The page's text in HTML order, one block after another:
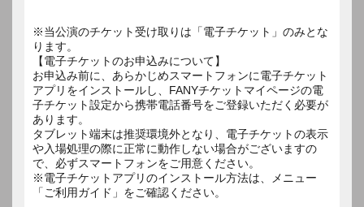
※当公演のチケット受け取りは「電子チケット」のみとな
ります。
【電子チケットのお申込みについて】
お申込み前に、あらかじめスマートフォンに電子チケット
アプリをインストールし、FANYチケットマイページの電
子チケット設定から携帯電話番号をご登録いただく必要が
あります。
タブレット端末は推奨環境外となり、電子チケットの表示
や入場処理の際に正常に動作しない場合がございますの
で、必ずスマートフォンをご用意ください。
※電子チケットアプリのインストール方法は、メニュー
「ご利用ガイド」をご確認ください。